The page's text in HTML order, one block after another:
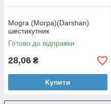
Mogra (Могра)(Darshan)
шестикутник
Готово до відправки
28,06 ₴
Купити